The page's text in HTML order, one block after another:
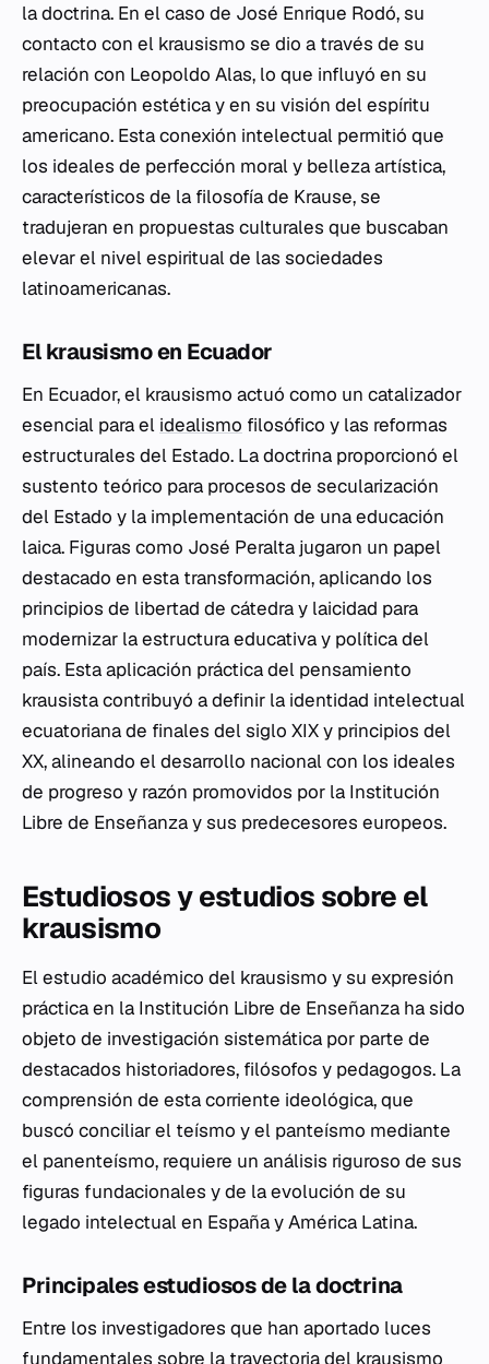
la doctrina. En el caso de José Enrique Rodó, su
contacto con el krausismo se dio a través de su
relación con Leopoldo Alas, lo que influyó en su
preocupación estética y en su visión del espíritu
americano. Esta conexión intelectual permitió que
los ideales de perfección moral y belleza artística,
característicos de la filosofía de Krause, se
tradujeran en propuestas culturales que buscaban
elevar el nivel espiritual de las sociedades
latinoamericanas.
El krausismo en Ecuador
En Ecuador, el krausismo actuó como un catalizador
esencial para el idealismo filosófico y las reformas
estructurales del Estado. La doctrina proporcionó el
sustento teórico para procesos de secularización
del Estado y la implementación de una educación
laica. Figuras como José Peralta jugaron un papel
destacado en esta transformación, aplicando los
principios de libertad de cátedra y laicidad para
modernizar la estructura educativa y política del
país. Esta aplicación práctica del pensamiento
krausista contribuyó a definir la identidad intelectual
ecuatoriana de finales del siglo XIX y principios del
XX, alineando el desarrollo nacional con los ideales
de progreso y razón promovidos por la Institución
Libre de Enseñanza y sus predecesores europeos.
Estudiosos y estudios sobre el
krausismo
El estudio académico del krausismo y su expresión
práctica en la Institución Libre de Enseñanza ha sido
objeto de investigación sistemática por parte de
destacados historiadores, filósofos y pedagogos. La
comprensión de esta corriente ideológica, que
buscó conciliar el teísmo y el panteísmo mediante
el panenteísmo, requiere un análisis riguroso de sus
figuras fundacionales y de la evolución de su
legado intelectual en España y América Latina.
Principales estudiosos de la doctrina
Entre los investigadores que han aportado luces
fundamentales sobre la trayectoria del krausismo